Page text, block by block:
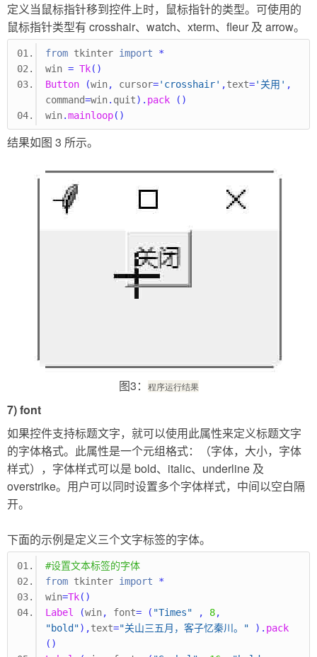
定义当鼠标指针移到控件上时，鼠标指针的类型。可使用的
鼠标指针类型有 crosshair、watch、xterm、fleur 及 arrow。
from tkinter import
*
win = Tk()
Button
(win, cursor='crosshair' ,text='关用' ,
command=win. quit). pack
()
win.mainloop()
结果如图 3 所示。
图3： 程序运行结果
7) font
如果控件支持标题文字，就可以使用此属性来定义标题文字
的字体格式。此属性是一个元组格式：（字体，大小，字体
样式），字体样式可以是 bold、italic、underline 及
overstrike。用户可以同时设置多个字体样式，中间以空白隔
开。
下面的示例是定义三个文字标签的字体。
#设置文本标签的字体
from tkinter import
*
win=Tk()
Label
(win, font= ( "Times" , 8,
"bold"),text="关山三五月，客子忆秦川。" ). pack
()